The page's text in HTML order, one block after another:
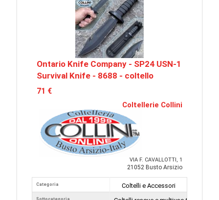
Ontario Knife Company - SP24 USN-1
Survival Knife - 8688 - coltello
71 €
Coltellerie Collini
VIA F. CAVALLOTTI, 1
21052 Busto Arsizio
Categoria
Sottocategoria
Coltelli e Accessori